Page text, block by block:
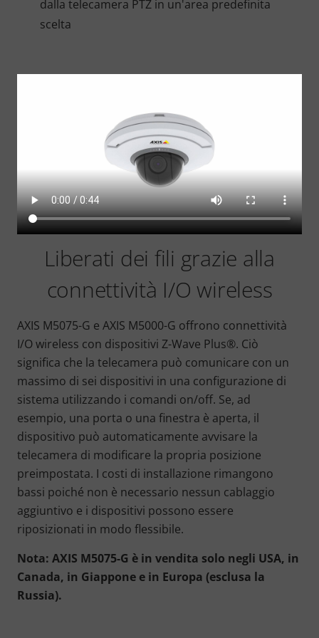
dalla telecamera PTZ in un'area predefinita
scelta
Liberati dei fili grazie alla
connettività I/O wireless
AXIS M5075-G e AXIS M5000-G offrono connettività
I/O wireless con dispositivi Z-Wave Plus®. Ciò
significa che la telecamera può comunicare con un
massimo di sei dispositivi in una configurazione di
sistema utilizzando i comandi on/off. Se, ad
esempio, una porta o una finestra è aperta, il
dispositivo può automaticamente avvisare la
telecamera di modificare la propria posizione
preimpostata. I costi di installazione rimangono
bassi poiché non è necessario nessun cablaggio
aggiuntivo e i dispositivi possono essere
riposizionati in modo flessibile.
Nota: AXIS M5075-G è in vendita solo negli USA, in
Canada, in Giappone e in Europa (esclusa la
Russia).